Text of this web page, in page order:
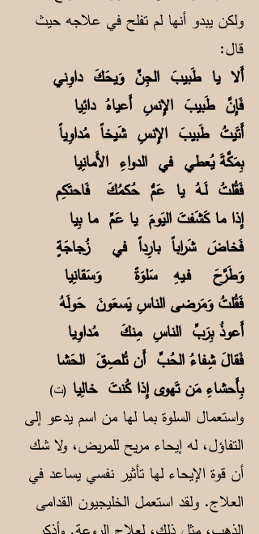
ولكن يبدو أنها لم تفلح في علاجه حيث
قال:
أَلا يا طَبيبَ الجِنِّ وَيحَكَ داوِني
فَإِنَّ طَبيبَ الإِنسِ أَعياهُ دائِيا
أَتَيتُ طَبيبَ الإِنسِ شَيخاً مُداوِياً
بِمَكَّةَ يُعطي في الدواءِ الأَمانِيا
فَقُلتُ لَـهُ يا عَمُّ حُكمُكَ فَاحتَكِم
إِذا ما كَشَفتَ اليَومَ يا عَمِّ ما بِيا
فَخاضَ شَراباً بارِداً في زُجاجَةٍ
وَطَرَّحَ فـيهِ سَلوَةً وَسَقانِيا
فَقُلتُ وَمَرضى الناسِ يَسعَونَ حَولَهُ
أَعوذُ بِرَبِّ الناسِ مِنكَ مُداوِيا
فَقالَ شِفاءُ الحُبِّ أَن تُلصِقَ الحَشا
بِأَحشاءِ مَن تَهوى إِذا كُنتَ خالِيا (ت)
واستعمال السلوة بما لها من اسم يدعو إلى
التفاؤل، له إيحاء مريح للمريض، ولا شك
أن قوة الإيحاء لها تأثير نفسي يساعد في
العلاج. ولقد استعمل الخليجيون القدامى